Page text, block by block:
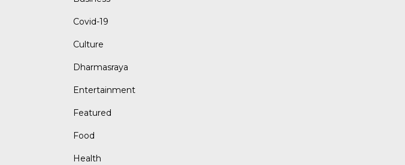
Covid-19
Culture
Dharmasraya
Entertainment
Featured
Food
Health